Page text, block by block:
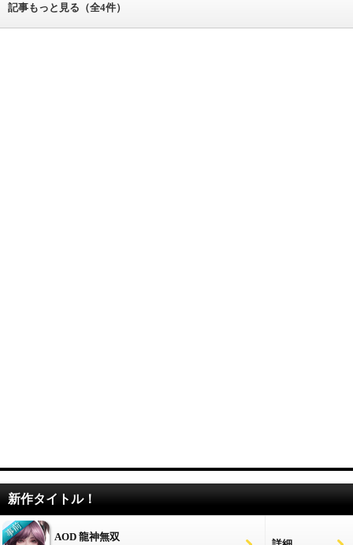
記事もっと見る（全4件）
新作タイトル！
AOD 龍神無双